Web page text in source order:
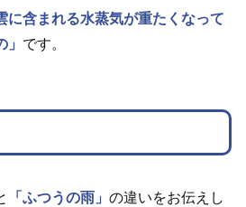
に含まれる水蒸気が重たくなって
です。
「ふつうの雨」 の違いをお伝えし